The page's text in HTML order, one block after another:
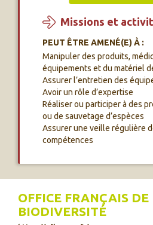
Missions et
PEUT ÊTRE AMENÉ(E) À :
Manipuler des produits,
équipements et du matériel
Assurer l’entretien des
Avoir un rôle d’expertise
Réaliser ou participer à des
ou de sauvetage d’espèces
Assurer une veille régulière
compétences
OFFICE FRANÇAIS DE
BIODIVERSITÉ